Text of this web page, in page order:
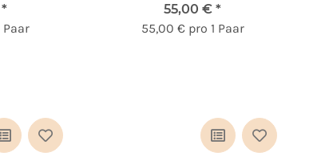
*
Paar
55,00 € *
55,00 € pro 1 Paar